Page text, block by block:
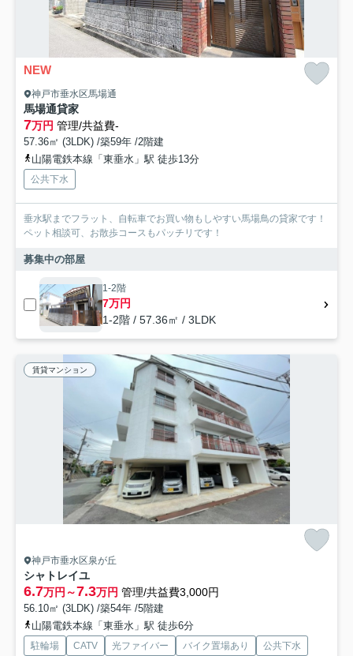
NEW
神戸市垂水区馬場通
馬場通貸家
7万円 管理/共益費-
57.36㎡ (3LDK) /築59年 /2階建
山陽電鉄本線「東垂水」駅 徒歩13分
公共下水
垂水駅までフラット、自転車でお買い物もしやすい馬場鳥の貸家です！
ペット相談可、お散歩コースもパッチリです！
募集中の部屋
1-2階
7万円
1-2階 / 57.36㎡ / 3LDK
賃貸マンション
神戸市垂水区泉が丘
シャトレイユ
6.7万円～7.3万円 管理/共益費3,000円
56.10㎡ (3LDK) /築54年 /5階建
山陽電鉄本線「東垂水」駅 徒歩6分
駐輪場 CATV 光ファイバー バイク置場あり 公共下水